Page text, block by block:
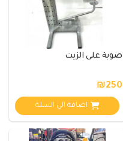
صوبة على الزيت
₪250
اضافة الي السلة